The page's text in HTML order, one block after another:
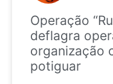
Operação
deflagra
organização
potiguar